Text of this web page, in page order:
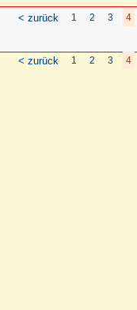
< zurück 1 2 3 4
< zurück 1 2 3 4